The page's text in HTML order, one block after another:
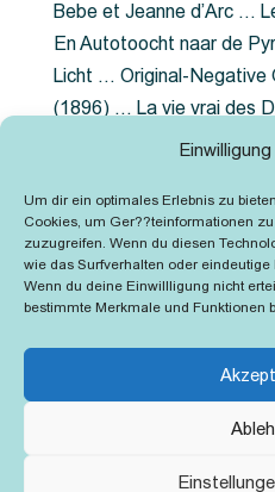
Um dir ein optimales Erlebnis zu
Cookies, um Ger??teinformationen
zuzugreifen. Wenn du diesen
wie das Surfverhalten oder eindeutige
Wenn du deine Einwillligung nicht
bestimmte Merkmale und Funktionen
Bebe et Jeanne d’Arc …
En Autotoocht naar de
Licht … Original-Negative
(1896) … La vie vrai des
photographer … Feuer
Grubenlampe … Tolstoy
Lady Hamilton … Mütter
Ruttmann Werbefilme